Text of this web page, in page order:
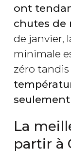
ont
chutes de
de janvier,
minimale
zéro tandis
seulement
La
partir à